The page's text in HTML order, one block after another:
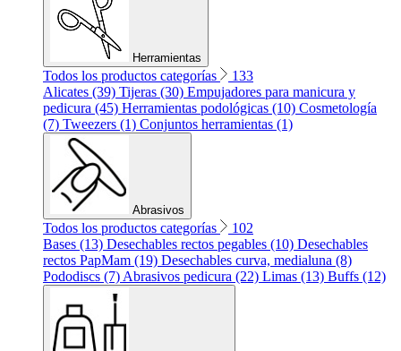
Herramientas
Todos los productos categorías
133
Alicates (39) Tijeras (30) Empujadores para manicura y
pedicura (45) Herramientas podológicas (10) Cosmetología
(7) Tweezers (1) Conjuntos herramientas (1)
Abrasivos
Todos los productos categorías
102
Bases (13) Desechables rectos pegables (10) Desechables
rectos PapMam (19) Desechables curva, medialuna (8)
Pododiscs (7) Abrasivos pedicura (22) Limas (13) Buffs (12)